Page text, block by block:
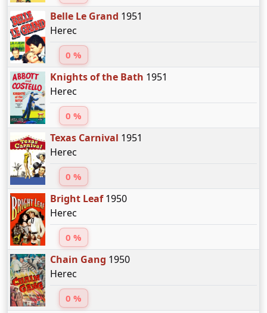
Belle Le Grand 1951
Herec
0 %
Knights of the Bath 1951
Herec
0 %
Texas Carnival 1951
Herec
0 %
Bright Leaf1950
Herec
0 %
Chain Gang 1950
Herec
0 %